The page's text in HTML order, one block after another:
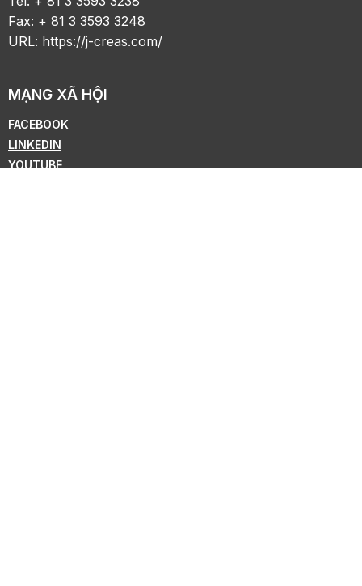
Fax: + 81 3 3593 3248
URL: https://j-creas.com/
MẠNG XÃ HỘI
FACEBOOK
LINKEDIN
YOUTUBE